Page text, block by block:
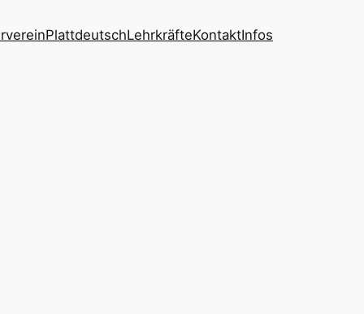
PlattdeutschLehrkräfteKontaktInfos